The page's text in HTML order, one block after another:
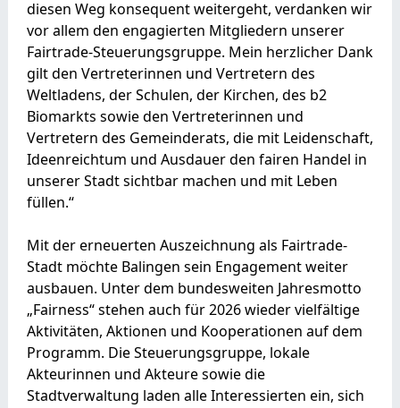
diesen Weg konsequent weitergeht, verdanken wir
vor allem den engagierten Mitgliedern unserer
Fairtrade-Steuerungsgruppe. Mein herzlicher Dank
gilt den Vertreterinnen und Vertretern des
Weltladens, der Schulen, der Kirchen, des b2
Biomarkts sowie den Vertreterinnen und
Vertretern des Gemeinderats, die mit Leidenschaft,
Ideenreichtum und Ausdauer den fairen Handel in
unserer Stadt sichtbar machen und mit Leben
füllen.“
Mit der erneuerten Auszeichnung als Fairtrade-
Stadt möchte Balingen sein Engagement weiter
ausbauen. Unter dem bundesweiten Jahresmotto
„Fairness“ stehen auch für 2026 wieder vielfältige
Aktivitäten, Aktionen und Kooperationen auf dem
Programm. Die Steuerungsgruppe, lokale
Akteurinnen und Akteure sowie die
Stadtverwaltung laden alle Interessierten ein, sich